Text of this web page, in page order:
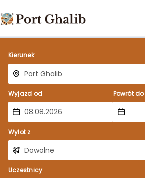
Kierunek
Wyjazd od Powrót do
Wylot z
Uczestnicy